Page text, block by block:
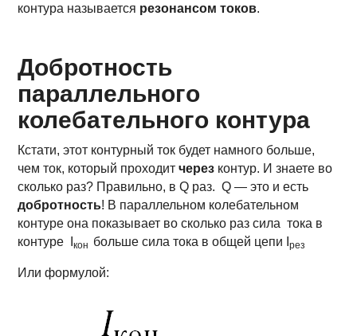
контура называется резонансом токов.
Добротность
параллельного
колебательного контура
Кстати, этот контурный ток будет намного больше,
чем ток, который проходитчерез контур. И знаете во
сколько раз? Правильно, в Q раз. Q — это и есть
добротность! В параллельном колебательном
контуре она показывает во сколько раз сила тока в
контуре Iкон больше сила тока в общей цепи Iрез
Или формулой: